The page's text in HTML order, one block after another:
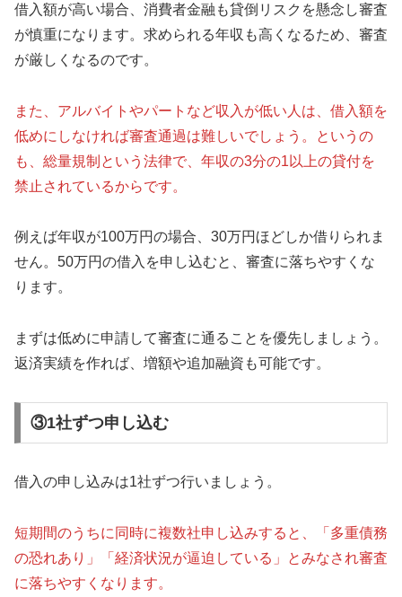
借入額が高い場合、消費者金融も貸倒リスクを懸念し審査
が慎重になります。求められる年収も高くなるため、審査
が厳しくなるのです。
また、アルバイトやパートなど収入が低い人は、借入額を
低めにしなければ審査通過は難しいでしょう。というの
も、総量規制という法律で、年収の3分の1以上の貸付を
禁止されているからです。
例えば年収が100万円の場合、30万円ほどしか借りられま
せん。50万円の借入を申し込むと、審査に落ちやすくな
ります。
まずは低めに申請して審査に通ることを優先しましょう。
返済実績を作れば、増額や追加融資も可能です。
③1社ずつ申し込む
借入の申し込みは1社ずつ行いましょう。
短期間のうちに同時に複数社申し込みすると、「多重債務
の恐れあり」「経済状況が逼迫している」とみなされ審査
に落ちやすくなります。